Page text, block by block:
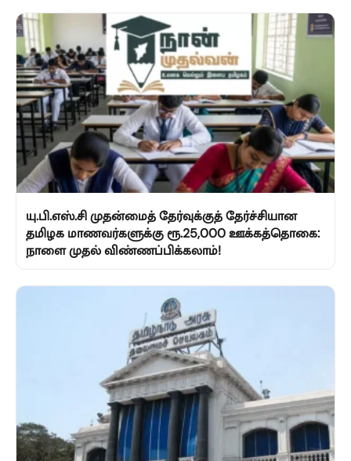
யு.பி.எஸ்.சி முதன்மைத் தேர்வுக்குத் தேர்ச்சியான
தமிழக மாணவர்களுக்கு ரூ.25,000 ஊக்கத்தொகை:
நாளை முதல் விண்ணப்பிக்கலாம்!